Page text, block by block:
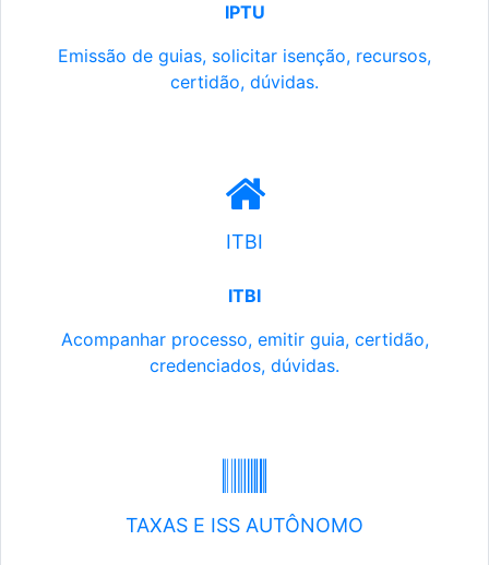
IPTU
Emissão de guias, solicitar isenção, recursos,
certidão, dúvidas.
ITBI
ITBI
Acompanhar processo, emitir guia, certidão,
credenciados, dúvidas.
TAXAS E ISS AUTÔNOMO